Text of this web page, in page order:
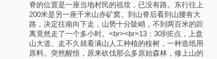
脊的位置是一座当地村民的祖坟，已没有路。东行往上
200米是另一座千米山赤矿窝。到山脊后看到山腰有大
路，决定往南向下走，山势十分陡峭，不到两百米的距
离竟然走了一个多小时。<br><br>13：30到E点，上盘
山大道。走不久就看满山人工种植的桉树，一种造纸用
原料。突然醒悟，原来砍伐那么多原始森林，修上山的